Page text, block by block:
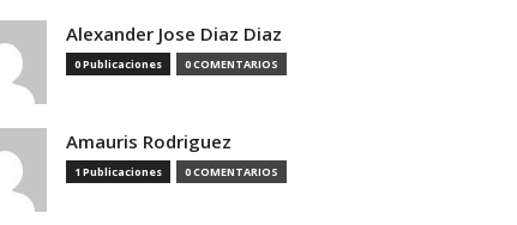
Alexander Jose Diaz Diaz
0 Publicaciones 0 COMENTARIOS
Amauris Rodriguez
1 Publicaciones 0 COMENTARIOS